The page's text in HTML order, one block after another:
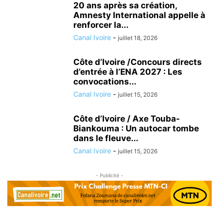
20 ans après sa création,
Amnesty International appelle à
renforcer la...
Canal Ivoire - juillet 18, 2026
Côte d’Ivoire /Concours directs
d’entrée à l’ENA 2027 : Les
convocations...
Canal Ivoire - juillet 15, 2026
Côte d’Ivoire / Axe Touba-
Biankouma : Un autocar tombe
dans le fleuve...
Canal Ivoire - juillet 15, 2026
- Publicité -